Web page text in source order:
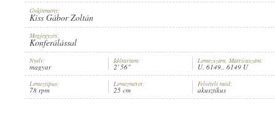
ARTIST: BEJCZY GYÖRGY,PINTÉR IMRE,ISMERETLEN ZENÉSZ (ZONGORA)
RECORD NUMBER:
Gyűjtemény:
Kiss Gábor Zoltán
Megjegyzés:
Konferálással
Nyelv:
magyar
Időtartam:
2' 56"
Lemezszám, Matricaszám:
U. 6149., 6149 U
Lemeztípus:
78 rpm
Lemezméret:
25 cm
Felvételi mód:
akusztikus